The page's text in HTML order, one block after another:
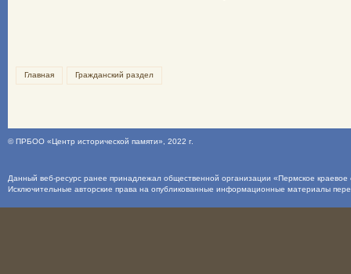
Главная Гражданский раздел
©ПРБОО «Центр исторической памяти» , 2022 г.
Данный веб-ресурс ранее принадлежал общественной организации «Пермское
Исключительные авторские права на опубликованные информационные материалы